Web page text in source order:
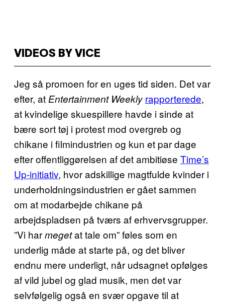
VIDEOS BY VICE
Jeg så promoen for en uges tid siden. Det var
efter, at Entertainment Weekly rapporterede,
at kvindelige skuespillere havde i sinde at
bære sort tøj i protest mod overgreb og
chikane i filmindustrien og kun et par dage
efter offentliggørelsen af det ambitiøse Time’s
Up-initiativ, hvor adskillige magtfulde kvinder i
underholdningsindustrien er gået sammen
om at modarbejde chikane på
arbejdspladsen på tværs af erhvervsgrupper.
”Vi harmegetat tale om” føles som en
underlig måde at starte på, og det bliver
endnu mere underligt, når udsagnet opfølges
af vild jubel og glad musik, men det var
selvfølgelig også en svær opgave til at